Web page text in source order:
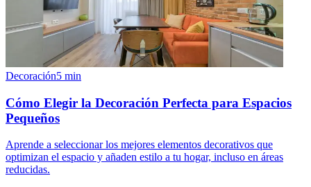
Decoración5 min
Cómo Elegir la Decoración Perfecta para Espacios
Pequeños
Aprende a seleccionar los mejores elementos decorativos que
optimizan el espacio y añaden estilo a tu hogar, incluso en áreas
reducidas.